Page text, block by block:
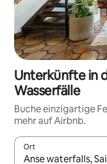
Unterkünfte in
Wasserfälle
Buche einzigartige
mehr auf Airbnb.
Ort
Wenn Ergebnisse